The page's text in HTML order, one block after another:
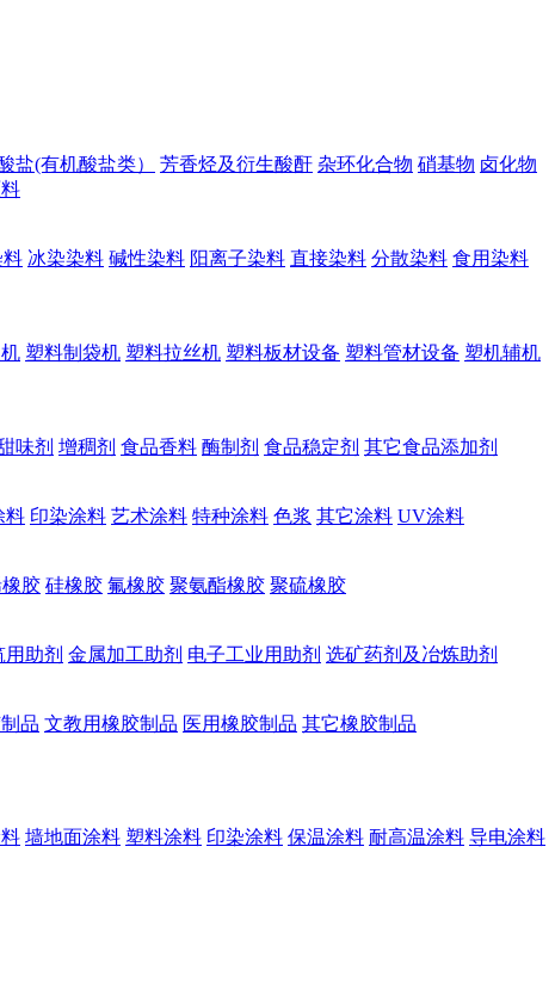
盐(有机酸盐类） 芳香烃及衍生酸酐 杂环化合物 硝基物 卤化物
料 冰染染料 碱性染料 阳离子染料 直接染料 分散染料 食用染料
塑料制袋机 塑料拉丝机 塑料板材设备 塑料管材设备 塑机辅机
味剂 增稠剂 食品香料 酶制剂 食品稳定剂 其它食品添加剂
料 印染涂料 艺术涂料 特种涂料 色浆 其它涂料 UV涂料
胶 硅橡胶 氟橡胶 聚氨酯橡胶 聚硫橡胶
用助剂 金属加工助剂 电子工业用助剂 选矿药剂及冶炼助剂
品 文教用橡胶制品 医用橡胶制品 其它橡胶制品
墙地面涂料 塑料涂料 印染涂料 保温涂料 耐高温涂料 导电涂料